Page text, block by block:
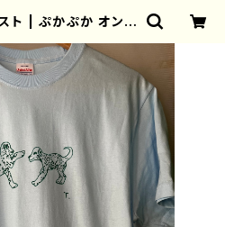
ト | ぷかぷか オンラ